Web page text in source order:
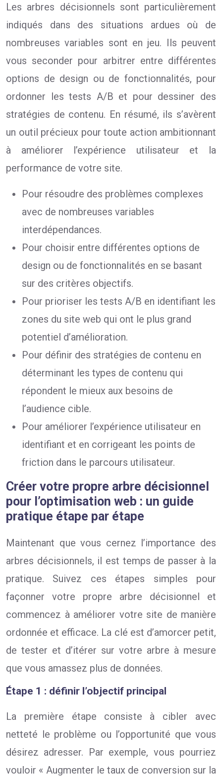
Les arbres décisionnels sont particulièrement
indiqués dans des situations ardues où de
nombreuses variables sont en jeu. Ils peuvent
vous seconder pour arbitrer entre différentes
options de design ou de fonctionnalités, pour
ordonner les tests A/B et pour dessiner des
stratégies de contenu. En résumé, ils s’avèrent
un outil précieux pour toute action ambitionnant
à améliorer l’expérience utilisateur et la
performance de votre site.
Pour résoudre des problèmes complexes
avec de nombreuses variables
interdépendances.
Pour choisir entre différentes options de
design ou de fonctionnalités en se basant
sur des critères objectifs.
Pour prioriser les tests A/B en identifiant les
zones du site web qui ont le plus grand
potentiel d’amélioration.
Pour définir des stratégies de contenu en
déterminant les types de contenu qui
répondent le mieux aux besoins de
l’audience cible.
Pour améliorer l’expérience utilisateur en
identifiant et en corrigeant les points de
friction dans le parcours utilisateur.
Créer votre propre arbre décisionnel
pour l’optimisation web : un guide
pratique étape par étape
Maintenant que vous cernez l’importance des
arbres décisionnels, il est temps de passer à la
pratique. Suivez ces étapes simples pour
façonner votre propre arbre décisionnel et
commencez à améliorer votre site de manière
ordonnée et efficace. La clé est d’amorcer petit,
de tester et d’itérer sur votre arbre à mesure
que vous amassez plus de données.
Étape 1 : définir l’objectif principal
La première étape consiste à cibler avec
netteté le problème ou l’opportunité que vous
désirez adresser. Par exemple, vous pourriez
vouloir « Augmenter le taux de conversion sur la